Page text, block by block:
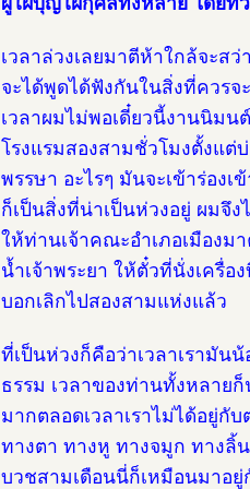
เวลาล่วงเลยมาตีห้าใกล้จะส
จะได้พูดได้ฟังกันในสิ่งที่ควรจ
เวลาผมไม่พอเดี๋ยวนี้งานนิมน
โรงแรมสองสามชั่วโมงตั้งแต่
พรรษา อะไรๆ มันจะเข้าร่อง
ก็เป็นสิ่งที่น่าเป็นห่วงอยู่ ผมจึ
ให้ท่านเจ้าคณะอำเภอเมือง
น้ำเจ้าพระยา ให้ตั๋วที่นั่งเครื่อ
บอกเลิกไปสองสามแห่งแล้ว
ที่เป็นห่วงก็คือว่าเวลาเรามัน
ธรรม เวลาของท่านทั้งหลาย
มากตลอดเวลาเราไม่ได้อยู่
ทางตา ทางหู ทางจมูก ทางลิ้
บวชสามเดือนนี่ก็เหมือนมาอยู่